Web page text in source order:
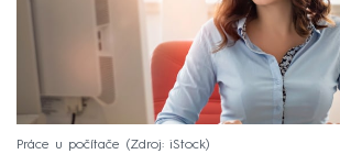
Práce u počítače Zdroj: iStock